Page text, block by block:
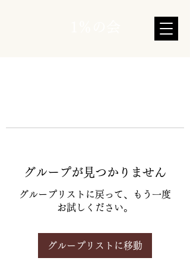
グループが見つかりません
グループリストに戻って、もう一度
お試しください。
グループリストに移動